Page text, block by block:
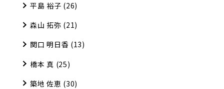
平島 裕子 (26)
森山 拓弥 (21)
関口 明日香 (13)
橋本 真 (25)
築地 佐恵 (30)